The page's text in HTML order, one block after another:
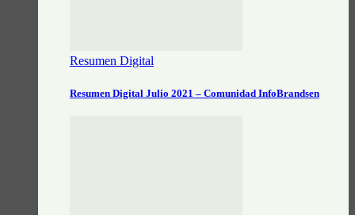
Resumen Digital
Resumen Digital Julio 2021 – Comunidad InfoBrandsen